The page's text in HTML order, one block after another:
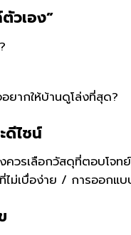
วเอง”
ยากให้บ้านดูโล่งที่สุด?
ดีไซน์
วรเลือกวัสดุที่ตอบโจท
ม่เบื่อง่าย / การออกแบ